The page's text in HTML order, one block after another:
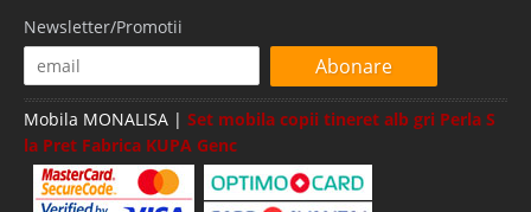
Newsletter/Promotii
Abonare
Mobila MONALISA | Set mobila copii tineret alb gri Perla S
la Pret Fabrica KUPA Genc